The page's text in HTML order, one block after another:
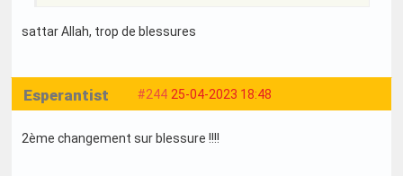
sattar Allah, trop de blessures
#244 25-04-2023 18:48
Esperantist
2ème changement sur blessure !!!!